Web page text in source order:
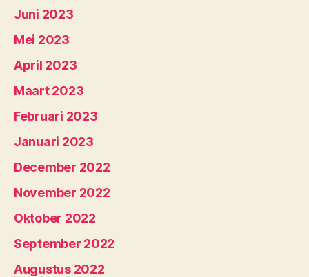
Juni 2023
Mei 2023
April 2023
Maart 2023
Februari 2023
Januari 2023
December 2022
November 2022
Oktober 2022
September 2022
Augustus 2022